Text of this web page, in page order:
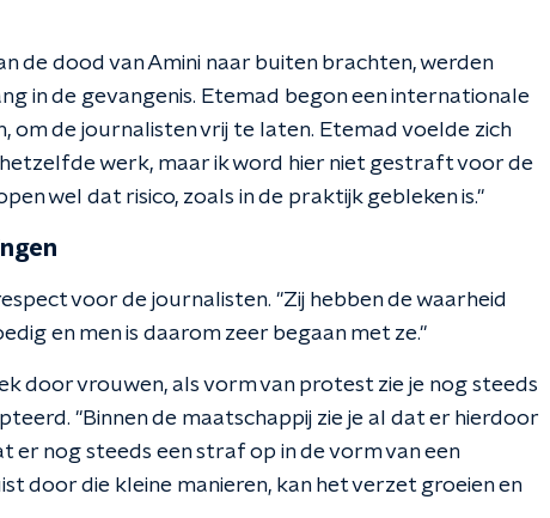
de dood van Amini naar buiten brachten, werden
in de gevangenis. Etemad begon een internationale
de journalisten vrij te laten. Etemad voelde zich
werk, maar ik word hier niet gestraft voor de
wel dat risico, zoals in de praktijk gebleken is."
voor de journalisten. "Zij hebben de waarheid
en men is daarom zeer begaan met ze."
door vrouwen, als vorm van protest zie je nog steeds
"Binnen de maatschappij zie je al dat er hierdoor
er nog steeds een straf op in de vorm van een
door die kleine manieren, kan het verzet groeien en